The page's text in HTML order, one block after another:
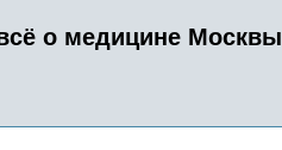
о медицине Москвы